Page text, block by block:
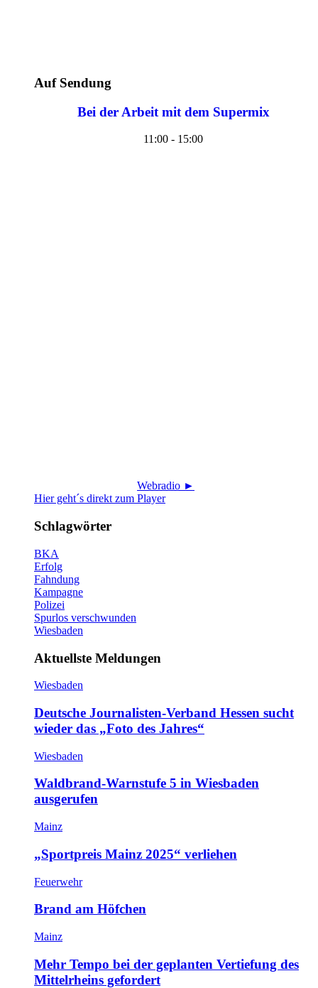
Auf Sendung
Bei der Arbeit mit dem Supermix
11:00 - 15:00
Webradio ►
Hier geht´s direkt zum Player
Schlagwörter
BKA
Erfolg
Fahndung
Kampagne
Polizei
Spurlos verschwunden
Wiesbaden
Aktuellste Meldungen
Wiesbaden
Deutsche Journalisten-Verband Hessen sucht
wieder das „Foto des Jahres“
Wiesbaden
Waldbrand-Warnstufe 5 in Wiesbaden
ausgerufen
Mainz
„Sportpreis Mainz 2025“ verliehen
Feuerwehr
Brand am Höfchen
Mainz
Mehr Tempo bei der geplanten Vertiefung des
Mittelrheins gefordert